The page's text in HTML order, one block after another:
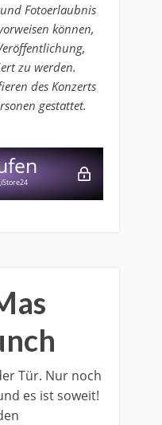
Fotoerlaubnis
können,
zu werden.
des Konzerts
gestattet.
Tür. Nur noch
es ist soweit!